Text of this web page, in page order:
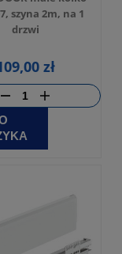
szyna 2m, na 1
drzwi
zł